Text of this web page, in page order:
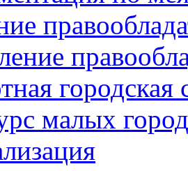
городская
малых